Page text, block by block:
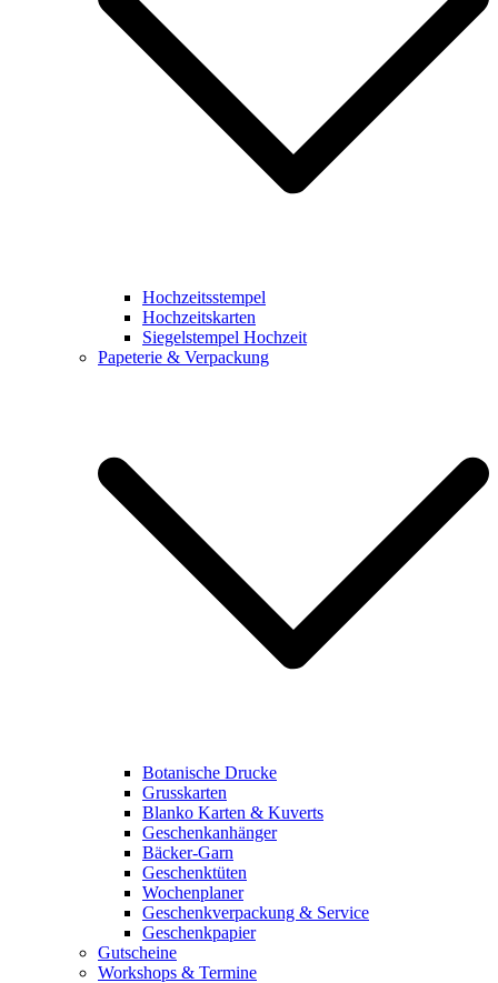
Hochzeitsstempel
Hochzeitskarten
Siegelstempel Hochzeit
Papeterie & Verpackung
Botanische Drucke
Grusskarten
Blanko Karten & Kuverts
Geschenkanhänger
Bäcker-Garn
Geschenktüten
Wochenplaner
Geschenkverpackung & Service
Geschenkpapier
Gutscheine
Workshops & Termine